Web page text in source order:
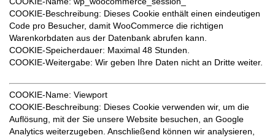
COOKIE-Beschreibung: Dieses Cookie enthält einen eindeutigen
Code pro Besucher, damit WooCommerce die richtigen
Warenkorbdaten aus der Datenbank abrufen kann.
COOKIE-Speicherdauer: Maximal 48 Stunden.
COOKIE-Weitergabe: Wir geben Ihre Daten nicht an Dritte weiter.
COOKIE-Name: Viewport
COOKIE-Beschreibung: Dieses Cookie verwenden wir, um die
Auflösung, mit der Sie unsere Website besuchen, an Google
Analytics weiterzugeben. Anschließend können wir analysieren,